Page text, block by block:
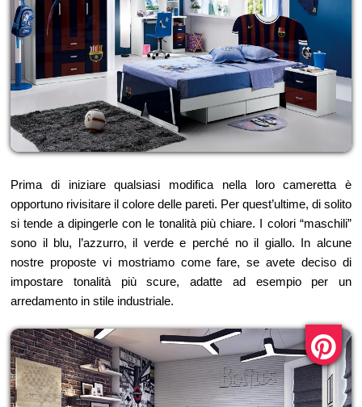
Prima di iniziare qualsiasi modifica nella loro cameretta è
opportuno rivisitare il colore delle pareti. Per quest’ultime, di solito
si tende a dipingerle con le tonalità più chiare. I colori “maschili”
sono il blu, l’azzurro, il verde e perché no il giallo. In alcune
nostre proposte vi mostriamo come fare, se avete deciso di
impostare tonalità più scure, adatte ad esempio per un
arredamento in stile industriale.